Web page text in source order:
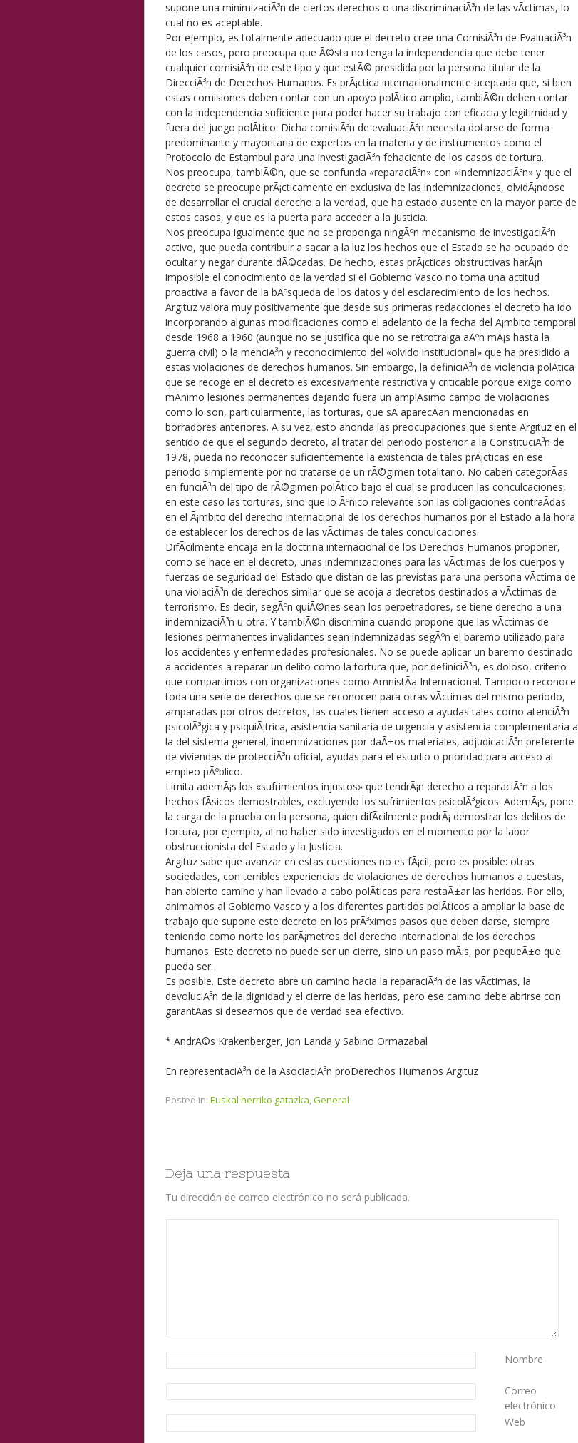
supone una minimizaciÃ³n de ciertos derechos o una discriminaciÃ³n de las vÃ­ctimas, lo
cual no es aceptable.
Por ejemplo, es totalmente adecuado que el decreto cree una ComisiÃ³n de EvaluaciÃ³n
de los casos, pero preocupa que Ã©sta no tenga la independencia que debe tener
cualquier comisiÃ³n de este tipo y que estÃ© presidida por la persona titular de la
DirecciÃ³n de Derechos Humanos. Es prÃ¡ctica internacionalmente aceptada que, si bien
estas comisiones deben contar con un apoyo polÃ­tico amplio, tambiÃ©n deben contar
con la independencia suficiente para poder hacer su trabajo con eficacia y legitimidad y
fuera del juego polÃ­tico. Dicha comisiÃ³n de evaluaciÃ³n necesita dotarse de forma
predominante y mayoritaria de expertos en la materia y de instrumentos como el
Protocolo de Estambul para una investigaciÃ³n fehaciente de los casos de tortura.
Nos preocupa, tambiÃ©n, que se confunda «reparaciÃ³n» con «indemnizaciÃ³n» y que el
decreto se preocupe prÃ¡cticamente en exclusiva de las indemnizaciones, olvidÃ¡ndose
de desarrollar el crucial derecho a la verdad, que ha estado ausente en la mayor parte de
estos casos, y que es la puerta para acceder a la justicia.
Nos preocupa igualmente que no se proponga ningÃºn mecanismo de investigaciÃ³n
activo, que pueda contribuir a sacar a la luz los hechos que el Estado se ha ocupado de
ocultar y negar durante dÃ©cadas. De hecho, estas prÃ¡cticas obstructivas harÃ¡n
imposible el conocimiento de la verdad si el Gobierno Vasco no toma una actitud
proactiva a favor de la bÃºsqueda de los datos y del esclarecimiento de los hechos.
Argituz valora muy positivamente que desde sus primeras redacciones el decreto ha ido
incorporando algunas modificaciones como el adelanto de la fecha del Ã¡mbito temporal
desde 1968 a 1960 (aunque no se justifica que no se retrotraiga aÃºn mÃ¡s hasta la
guerra civil) o la menciÃ³n y reconocimiento del «olvido institucional» que ha presidido a
estas violaciones de derechos humanos. Sin embargo, la definiciÃ³n de violencia polÃ­tica
que se recoge en el decreto es excesivamente restrictiva y criticable porque exige como
mÃ­nimo lesiones permanentes dejando fuera un amplÃ­simo campo de violaciones
como lo son, particularmente, las torturas, que sÃ­ aparecÃ­an mencionadas en
borradores anteriores. A su vez, esto ahonda las preocupaciones que siente Argituz en el
sentido de que el segundo decreto, al tratar del periodo posterior a la ConstituciÃ³n de
1978, pueda no reconocer suficientemente la existencia de tales prÃ¡cticas en ese
periodo simplemente por no tratarse de un rÃ©gimen totalitario. No caben categorÃ­as
en funciÃ³n del tipo de rÃ©gimen polÃ­tico bajo el cual se producen las conculcaciones,
en este caso las torturas, sino que lo Ãºnico relevante son las obligaciones contraÃ­das
en el Ã¡mbito del derecho internacional de los derechos humanos por el Estado a la hora
de establecer los derechos de las vÃ­ctimas de tales conculcaciones.
DifÃ­cilmente encaja en la doctrina internacional de los Derechos Humanos proponer,
como se hace en el decreto, unas indemnizaciones para las vÃ­ctimas de los cuerpos y
fuerzas de seguridad del Estado que distan de las previstas para una persona vÃ­ctima de
una violaciÃ³n de derechos similar que se acoja a decretos destinados a vÃ­ctimas de
terrorismo. Es decir, segÃºn quiÃ©nes sean los perpetradores, se tiene derecho a una
indemnizaciÃ³n u otra. Y tambiÃ©n discrimina cuando propone que las vÃ­ctimas de
lesiones permanentes invalidantes sean indemnizadas segÃºn el baremo utilizado para
los accidentes y enfermedades profesionales. No se puede aplicar un baremo destinado
a accidentes a reparar un delito como la tortura que, por definiciÃ³n, es doloso, criterio
que compartimos con organizaciones como AmnistÃ­a Internacional. Tampoco reconoce
toda una serie de derechos que se reconocen para otras vÃ­ctimas del mismo periodo,
amparadas por otros decretos, las cuales tienen acceso a ayudas tales como atenciÃ³n
psicolÃ³gica y psiquiÃ¡trica, asistencia sanitaria de urgencia y asistencia complementaria a
la del sistema general, indemnizaciones por daÃ±os materiales, adjudicaciÃ³n preferente
de viviendas de protecciÃ³n oficial, ayudas para el estudio o prioridad para acceso al
empleo pÃºblico.
Limita ademÃ¡s los «sufrimientos injustos» que tendrÃ¡n derecho a reparaciÃ³n a los
hechos fÃ­sicos demostrables, excluyendo los sufrimientos psicolÃ³gicos. AdemÃ¡s, pone
la carga de la prueba en la persona, quien difÃ­cilmente podrÃ¡ demostrar los delitos de
tortura, por ejemplo, al no haber sido investigados en el momento por la labor
obstruccionista del Estado y la Justicia.
Argituz sabe que avanzar en estas cuestiones no es fÃ¡cil, pero es posible: otras
sociedades, con terribles experiencias de violaciones de derechos humanos a cuestas,
han abierto camino y han llevado a cabo polÃ­ticas para restaÃ±ar las heridas. Por ello,
animamos al Gobierno Vasco y a los diferentes partidos polÃ­ticos a ampliar la base de
trabajo que supone este decreto en los prÃ³ximos pasos que deben darse, siempre
teniendo como norte los parÃ¡metros del derecho internacional de los derechos
humanos. Este decreto no puede ser un cierre, sino un paso mÃ¡s, por pequeÃ±o que
pueda ser.
Es posible. Este decreto abre un camino hacia la reparaciÃ³n de las vÃ­ctimas, la
devoluciÃ³n de la dignidad y el cierre de las heridas, pero ese camino debe abrirse con
garantÃ­as si deseamos que de verdad sea efectivo.
* AndrÃ©s Krakenberger, Jon Landa y Sabino Ormazabal
En representaciÃ³n de la AsociaciÃ³n proDerechos Humanos Argituz
Posted in: Euskal herriko gatazka,General
Deja una respuesta
Tu dirección de correo electrónico no será publicada.
Nombre
Correo
electrónico
Web